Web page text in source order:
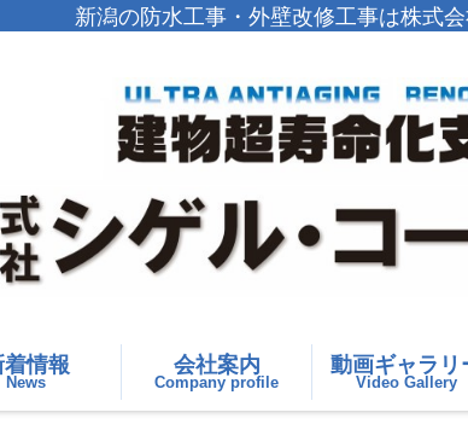
新潟の防水工事・外壁改修工事は株式
着情報
News
会社案内
Company profile
動画ギャラリ
Video Gallery